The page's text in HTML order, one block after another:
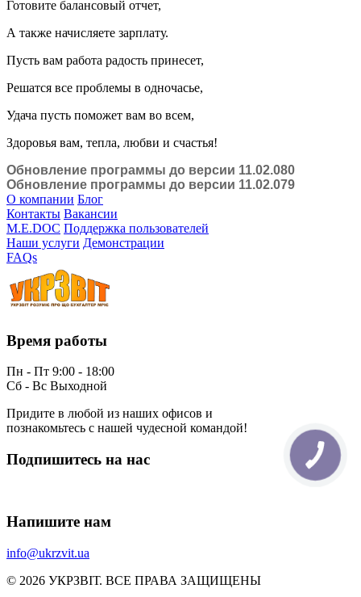
Готовите балансовый отчет,
А также начисляете зарплату.
Пусть вам работа радость принесет,
Решатся все проблемы в одночасье,
Удача пусть поможет вам во всем,
Здоровья вам, тепла, любви и счастья!
Обновление программы до версии 11.02.080
Обновление программы до версии 11.02.079
О компании Блог
Контакты Вакансии
M.E.DOC Поддержка пользователей
Наши услуги Демонстрации
FAQs
Время работы
Пн - Пт 9:00 - 18:00
Сб - Вс Выходной
Придите в любой из наших офисов и
познакомьтесь с нашей чудесной командой!
Подпишитесь на нас
Напишите нам
info@ukrzvit.ua
© 2026 УКРЗВІТ. ВСЕ ПРАВА ЗАЩИЩЕНЫ